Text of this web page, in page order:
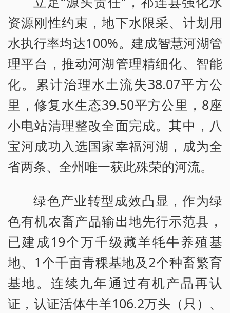
资源刚性约束，地下水限采、计划用
水执行率均达100%。建成智慧河湖管
理平台，推动河湖管理精细化、智能
化。累计治理水土流失38.07平方公
里，修复水生态39.50平方公里，8座
小电站清理整改全面完成。其中，八
宝河成功入选国家幸福河湖，成为全
省两条、全州唯一获此殊荣的河流。
绿色产业转型成效凸显，作为绿
色有机农畜产品输出地先行示范县，
已建成19个万千级藏羊牦牛养殖基
地、1个千亩青稞基地及2个种畜繁育
基地。连续九年通过有机产品再认
证，认证活体牛羊106.2万头（只）、